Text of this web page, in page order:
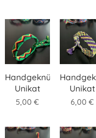
Handgeknüpftes
Unikat
5,00 €
Unikat
6,00 €